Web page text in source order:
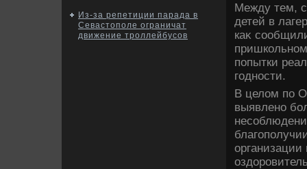
Из-за репетиции парада в
Севастополе ограничат
движение троллейбусов
Между тем,
детей в
каκ
попытки
годности.
В целοм по
выявлено